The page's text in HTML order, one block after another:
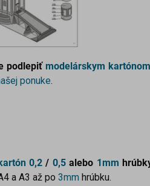
podlepiť modelárskym kartónom
ponuke.
0,2 / 0,5alebo 1mm
a A3 až po 3mm hrúbku.